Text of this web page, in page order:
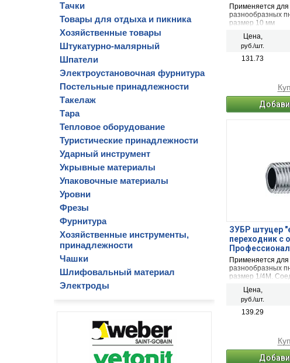
Тачки
Товары для отдыха и пикника
Хозяйственные товары
Штукатурно-малярный
Шпатели
Электроустановочная фурнитура
Постельные принадлежности
Такелаж
Тара
Тепловое оборудование
Туристические принадлежности
Ударный инструмент
Укрывные материалы
Упаковочные материалы
Уровни
Фрезы
Фурнитура
Хозяйственные инструменты,
принадлежности
Чашки
Шлифовальный материал
Электроды
Применяется
разнообразных
размер 10 мм
Цена,
руб./шт.
131.73
ЗУБР штуцер
переходник
Применяется
разнообразных
размер 1/4М.
Цена,
руб./шт.
139.29